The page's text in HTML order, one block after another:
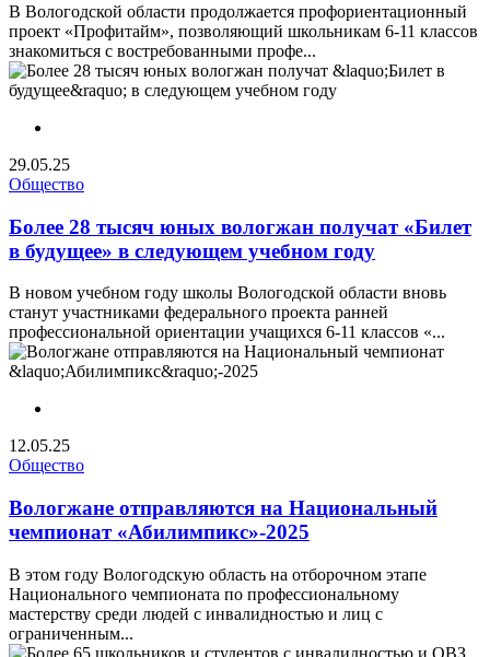
В Вологодской области продолжается профориентационный
проект «Профитайм», позволяющий школьникам 6-11 классов
знакомиться с востребованными профе...
29.05.25
Общество
Более 28 тысяч юных вологжан получат «Билет
в будущее» в следующем учебном году
В новом учебном году школы Вологодской области вновь
станут участниками федерального проекта ранней
профессиональной ориентации учащихся 6-11 классов «...
12.05.25
Общество
Вологжане отправляются на Национальный
чемпионат «Абилимпикс»-2025
В этом году Вологодскую область на отборочном этапе
Национального чемпионата по профессиональному
мастерству среди людей с инвалидностью и лиц с
ограниченным...